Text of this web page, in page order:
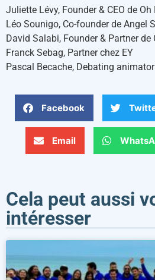
Juliette Lévy, Founder & CEO de Oh
Léo Sounigo, Co-founder de Angel
David Salabi, Founder & Partner de
Franck Sebag, Partner chez EY
Pascal Becache, Debating
Facebook
Email
Cela peut aussi
intéresser